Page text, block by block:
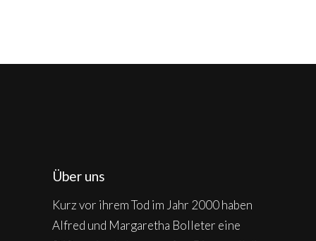
Über uns
Kurz vor ihrem Tod im Jahr 2000 haben
Alfred und Margaretha Bolleter eine